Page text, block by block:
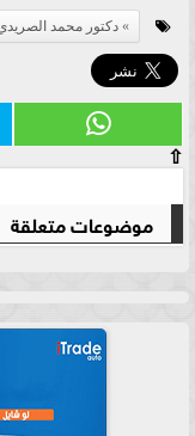
دكتور محمد
⇧
موضوعات متعلقة